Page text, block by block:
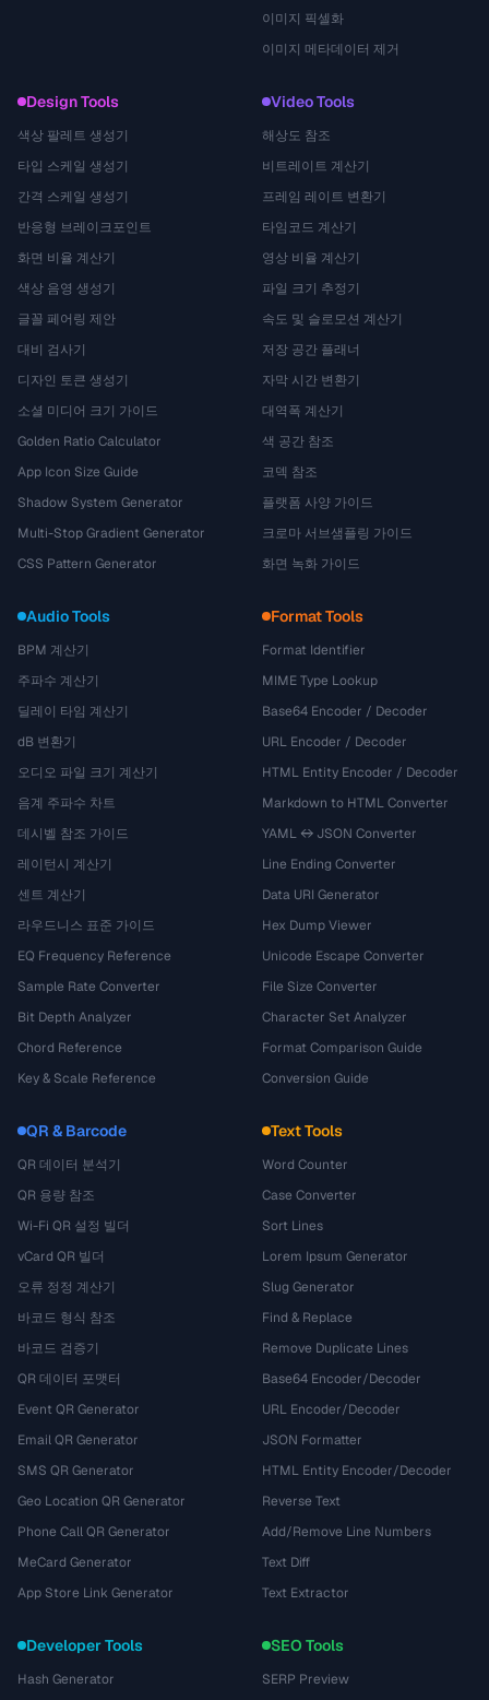
이미지 픽셀화
이미지 메타데이터 제거
Design Tools
색상 팔레트 생성기
타입 스케일 생성기
간격 스케일 생성기
반응형 브레이크포인트
화면 비율 계산기
색상 음영 생성기
글꼴 페어링 제안
대비 검사기
디자인 토큰 생성기
소셜 미디어 크기 가이드
Golden Ratio Calculator
App Icon Size Guide
Shadow System Generator
Multi-Stop Gradient Generator
CSS Pattern Generator
Video Tools
해상도 참조
비트레이트 계산기
프레임 레이트 변환기
타임코드 계산기
영상 비율 계산기
파일 크기 추정기
속도 및 슬로모션 계산기
저장 공간 플래너
자막 시간 변환기
대역폭 계산기
색 공간 참조
코덱 참조
플랫폼 사양 가이드
크로마 서브샘플링 가이드
화면 녹화 가이드
Audio Tools
BPM 계산기
주파수 계산기
딜레이 타임 계산기
dB 변환기
오디오 파일 크기 계산기
음계 주파수 차트
데시벨 참조 가이드
레이턴시 계산기
센트 계산기
라우드니스 표준 가이드
EQ Frequency Reference
Sample Rate Converter
Bit Depth Analyzer
Chord Reference
Key & Scale Reference
Format Tools
Format Identifier
MIME Type Lookup
Base64 Encoder / Decoder
URL Encoder / Decoder
HTML Entity Encoder / Decoder
Markdown to HTML Converter
YAML ↔ JSON Converter
Line Ending Converter
Data URI Generator
Hex Dump Viewer
Unicode Escape Converter
File Size Converter
Character Set Analyzer
Format Comparison Guide
Conversion Guide
QR & Barcode
QR 데이터 분석기
QR 용량 참조
Wi-Fi QR 설정 빌더
vCard QR 빌더
오류 정정 계산기
바코드 형식 참조
바코드 검증기
QR 데이터 포맷터
Event QR Generator
Email QR Generator
SMS QR Generator
Geo Location QR Generator
Phone Call QR Generator
MeCard Generator
App Store Link Generator
Text Tools
Word Counter
Case Converter
Sort Lines
Lorem Ipsum Generator
Slug Generator
Find & Replace
Remove Duplicate Lines
Base64 Encoder/Decoder
URL Encoder/Decoder
JSON Formatter
HTML Entity Encoder/Decoder
Reverse Text
Add/Remove Line Numbers
Text Diff
Text Extractor
Developer Tools
Hash Generator
SEO Tools
SERP Preview